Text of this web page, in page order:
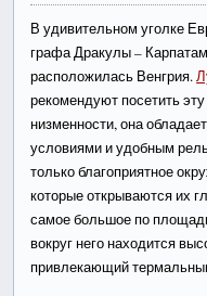
В удивительном уголке
графа Дракулы –
расположилась Венгрия.
рекомендуют посетить
низменности, она
условиями и удобным
только благоприятное
которые открываются их
самое большое по
вокруг него находится
привлекающий